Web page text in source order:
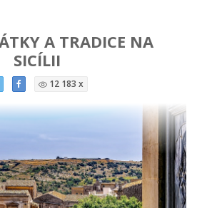
A TRADICE NA
SICÍLII
12 183 x